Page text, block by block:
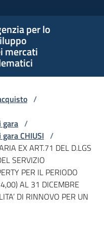
per lo
mercati
/
gara /
CHIUSI /
EX ART.71 DEL D.LGS
SERVIZIO
PER IL PERIODO
AL 31 DICEMBRE
DI RINNOVO PER UN